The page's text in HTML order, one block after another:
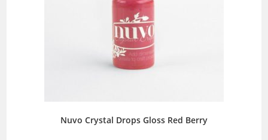
Nuvo Crystal Drops Gloss Red Berry